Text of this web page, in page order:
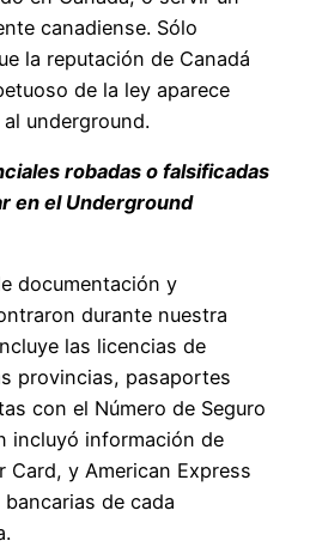
canadiense. Sólo
la reputación de Canadá
de la ley aparece
underground.
robadas o falsificadas
en el Underground
documentación y
durante nuestra
las licencias de
provincias, pasaportes
con el Número de Seguro
incluyó información de
Card, y American Express
de cada